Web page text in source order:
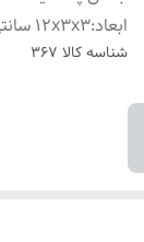
ابعاد:12x3x3 سانتی‌متر
شناسه کالا 367